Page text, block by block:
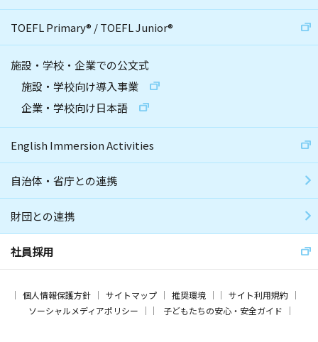
TOEFL Primary® /TOEFL Junior®
施設・学校・企業での公文式
施設・学校向け導入事業
企業・学校向け日本語
English Immersion Activities
自治体・省庁との連携
財団との連携
社員採用
個人情報保護方針 サイトマップ 推奨環境
サイト利用規約
ソーシャルメディアポリシー
子どもたちの安心・安全ガイド